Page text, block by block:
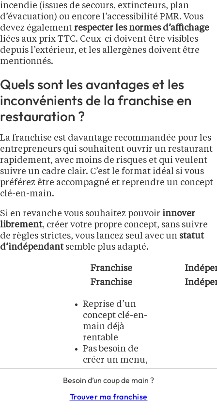
Besoin d’un coup de main ?
Trouver ma franchise
incendie (issues de secours, extincteurs, plan
d’évacuation) ou encore l’accessibilité PMR. Vous
devez également respecter les normes d’affichage
liées aux prix TTC. Ceux-ci doivent être visibles
depuis l’extérieur, et les allergènes doivent être
mentionnés.
Quels sont les avantages et les
inconvénients de la franchise en
restauration ?
La franchise est davantage recommandée pour les
entrepreneurs qui souhaitent ouvrir un restaurant
rapidement, avec moins de risques et qui veulent
suivre un cadre clair. C’est le format idéal si vous
préférez être accompagné et reprendre un concept
clé-en-main.
Si en revanche vous souhaitez pouvoir innover
librement, créer votre propre concept, sans suivre
de règles strictes, vous lancez seul avec un statut
d’indépendantsemble plus adapté.
Franchise
Franchise
Reprise d’un
concept clé-en-
main déjà
rentable
Pas besoin de
créer un menu,
un
positionnement,
une identité